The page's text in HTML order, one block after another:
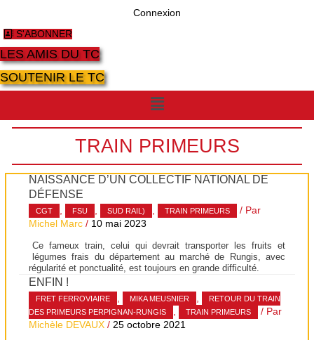
Connexion
S'ABONNER
LES AMIS DU TC
SOUTENIR LE TC
Menu
TRAIN PRIMEURS
NAISSANCE D’UN COLLECTIF NATIONAL DE
DÉFENSE
CGT , FSU , SUD RAIL) , TRAIN PRIMEURS
/ Par
Michel Marc / 10 mai 2023
Ce fameux train, celui qui devrait transporter les fruits et
légumes frais du département au marché de Rungis, avec
régularité et ponctualité, est toujours en grande difficulté.
ENFIN !
FRET FERROVIAIRE , MIKA MEUSNIER ,
RETOUR DU TRAIN
DES PRIMEURS PERPIGNAN-RUNGIS
, TRAIN PRIMEURS
/ Par
Michèle DEVAUX /25 octobre 2021